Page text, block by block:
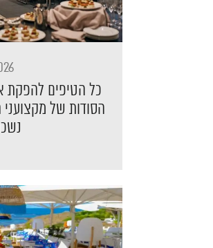
כל הטיפים להפקת
הסודות של